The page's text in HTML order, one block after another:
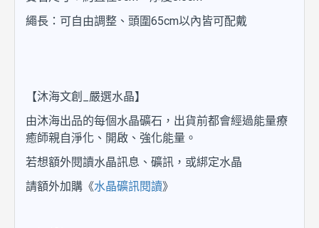
繩長：可自由調整、頭圍65cm以內皆可配戴
【沐海文創_嚴選水晶】
由沐海出品的每個水晶礦石，出貨前都會經過能量療
癒師親自淨化、開啟、強化能量。
若想額外閱讀水晶訊息、礦訊，或綁定水晶
請額外加購《水晶礦訊閱讀》